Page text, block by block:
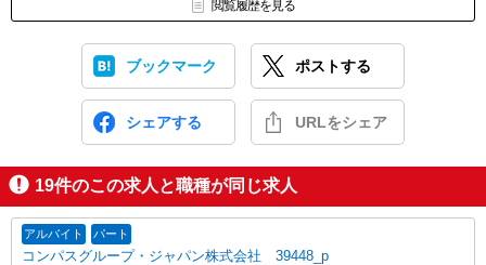
閲覧履歴を見る
ブックマーク ポストする
シェアする URLをシェア
19件のこの求人と職種が同じ求人
アルバイト パート
コンパスグループ・ジャパン株式会社 39448_p